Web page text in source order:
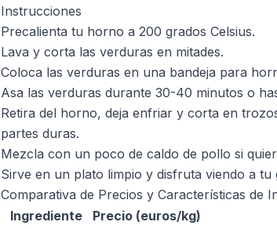
Instrucciones
Precalienta tu horno a 200 grados Celsius.
Lava y corta las verduras en mitades.
Coloca las verduras en una bandeja para
Asa las verduras durante 30-40 minutos o
Retira del horno, deja enfriar y corta en
partes duras.
Mezcla con un poco de caldo de pollo si
Sirve en un plato limpio y disfruta viendo a tu
Comparativa de Precios y Características de
Ingrediente
Precio (euros/kg)